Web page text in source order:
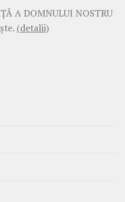
A DOMNULUI NOSTRU
(detalii)